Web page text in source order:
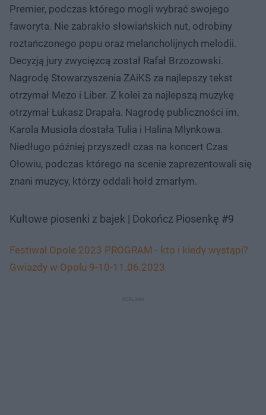
Premier, podczas którego mogli wybrać swojego
faworyta. Nie zabrakło słowiańskich nut, odrobiny
roztańczonego popu oraz melancholijnych melodii.
Decyzją jury zwycięzcą został Rafał Brzozowski.
Nagrodę Stowarzyszenia ZAiKS za najlepszy tekst
otrzymał Mezo i Liber. Z kolei za najlepszą muzykę
otrzymał Łukasz Drapała. Nagrodę publiczności im.
Karola Musioła dostała Tulia i Halina Mlynkowa.
Niedługo później przyszedł czas na koncert Czas
Ołowiu, podczas którego na scenie zaprezentowali się
znani muzycy, którzy oddali hołd zmarłym.
Kultowe piosenki z bajek | Dokończ Piosenkę #9
Festiwal Opole 2023 PROGRAM - kto i kiedy wystąpi?
Gwiazdy w Opolu 9-10-11.06.2023